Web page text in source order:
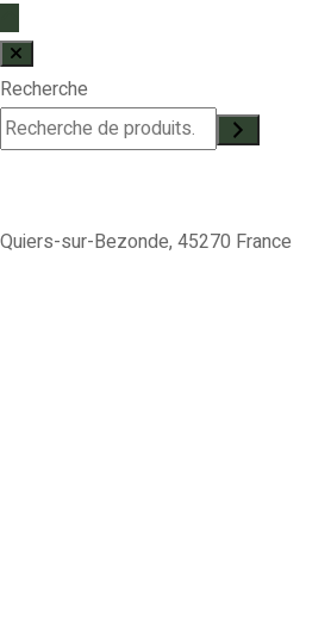
Recherche
Quiers-sur-Bezonde, 45270 France